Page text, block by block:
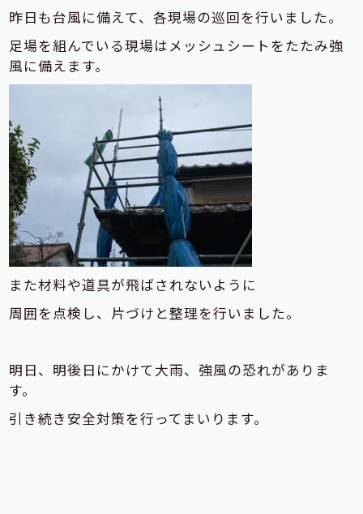
昨日も台風に備えて、各現場の巡回を行いました。
足場を組んでいる現場はメッシュシートをたたみ強
風に備えます。
また材料や道具が飛ばされないように
周囲を点検し、片づけと整理を行いました。
明日、明後日にかけて大雨、強風の恐れがありま
す。
引き続き安全対策を行ってまいります。